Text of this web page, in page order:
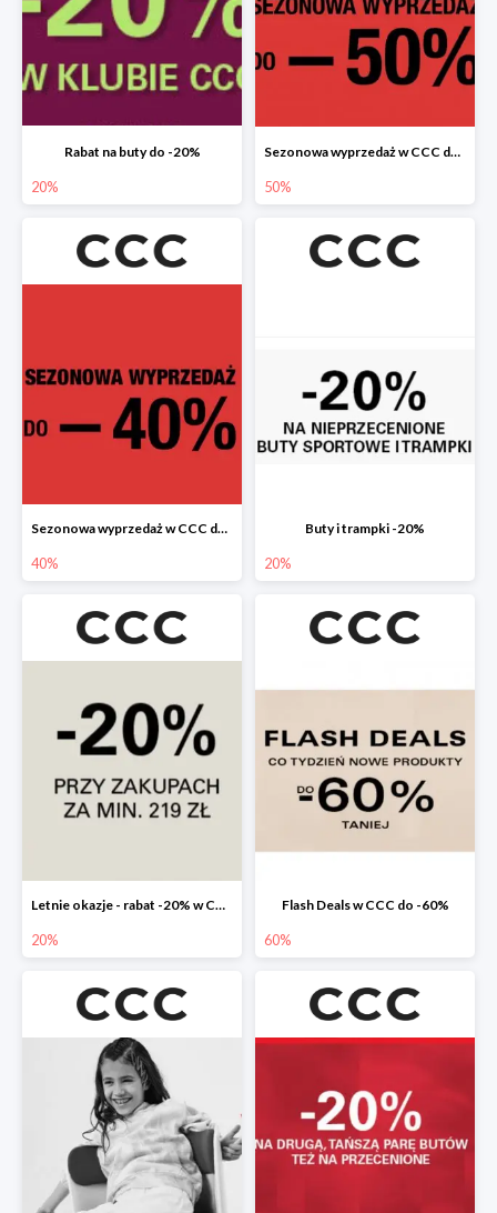
Rabat na buty do -20%
20%
Sezonowa wyprzedaż w CCC do -50%
50%
Sezonowa wyprzedaż w CCC do -40%
40%
Buty i trampki -20%
20%
Letnie okazje - rabat -20% w CCC
20%
Flash Deals w CCC do -60%
60%